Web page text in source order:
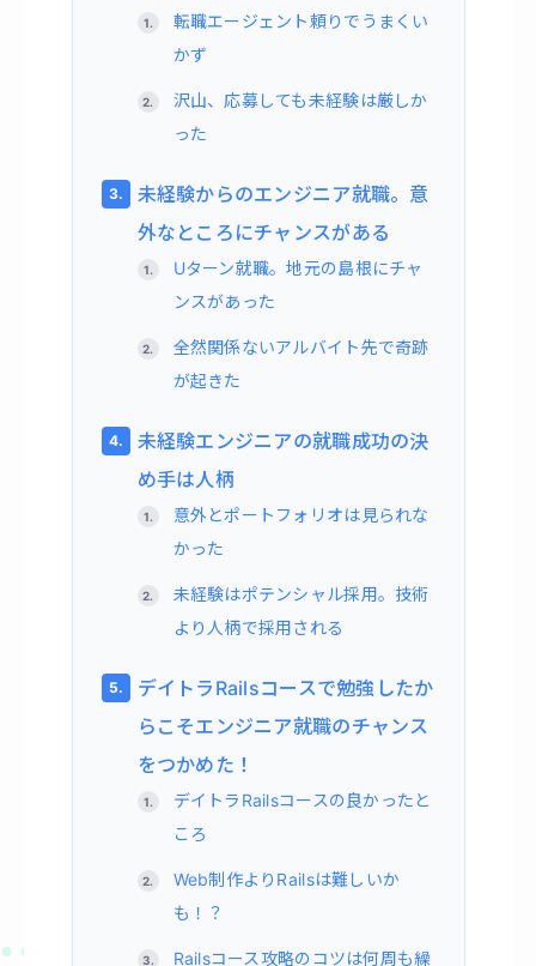
転職エージェント頼りでうまくい
かず
沢山、応募しても未経験は厳しか
った
未経験からのエンジニア就職。意
外なところにチャンスがある
Uターン就職。地元の島根にチャ
ンスがあった
全然関係ないアルバイト先で奇跡
が起きた
未経験エンジニアの就職成功の決
め手は人柄
意外とポートフォリオは見られな
かった
未経験はポテンシャル採用。技術
より人柄で採用される
デイトラRailsコースで勉強したか
らこそエンジニア就職のチャンス
をつかめた！
デイトラRailsコースの良かったと
ころ
Web制作よりRailsは難しいか
も！？
Railsコース攻略のコツは何周も繰